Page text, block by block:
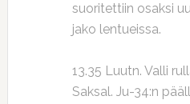
suoritettiin osaksi
jako lentueissa.
13.35 Luutn. Valli
Saksal. Ju-34:n